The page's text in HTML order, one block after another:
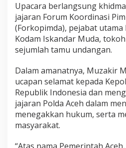
Upacara berlangsung
jajaran Forum Koordinasi
(Forkopimda), pejabat utama
Kodam Iskandar Muda,
sejumlah tamu undangan.
Dalam amanatnya, Muzakir
ucapan selamat kepada
Republik Indonesia dan
jajaran Polda Aceh dalam
menegakkan hukum, serta
masyarakat.